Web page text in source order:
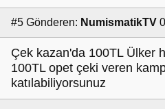
#5 Gönderen: NumismatikTV
Çek kazan'da 100TL Ülker
100TL opet çeki veren
katılabiliyorsunuz